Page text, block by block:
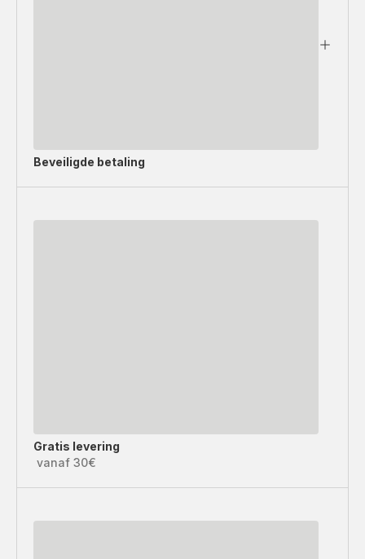
Beveiligde betaling
Gratis levering
vanaf 30€